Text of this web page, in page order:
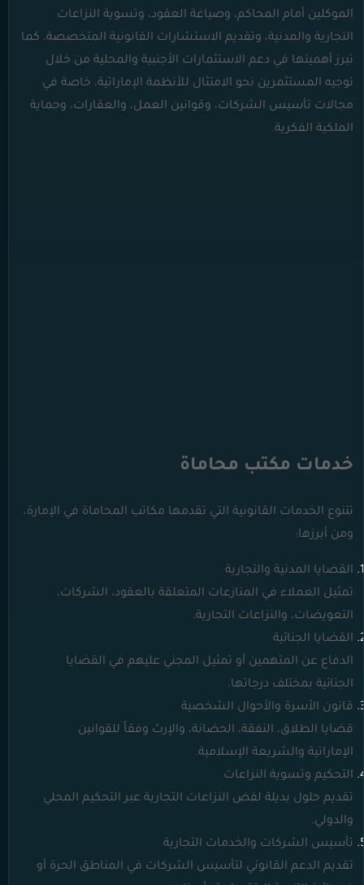
الموكلين أمام المحاكم، وصياغة العقود، وتسوية النزاعات
التجارية والمدنية، وتقديم الاستشارات القانونية المتخصصة. كما
تبرز أهميتها في دعم الاستثمارات الأجنبية والمحلية من خلال
توجيه المستثمرين نحو الامتثال للأنظمة الإماراتية، خاصة في
مجالات تأسيس الشركات، وقوانين العمل، والعقارات، وحماية
الملكية الفكرية.
خدمات مكتب محاماة
تتنوع الخدمات القانونية التي تقدمها مكاتب المحاماة في الإمارة،
ومن أبرزها:
القضايا المدنية والتجارية
تمثيل العملاء في المنازعات المتعلقة بالعقود، الشركات،
التعويضات، والنزاعات التجارية.
القضايا الجنائية
الدفاع عن المتهمين أو تمثيل المجني عليهم في القضايا
الجنائية بمختلف درجاتها.
قانون الأسرة والأحوال الشخصية
قضايا الطلاق، النفقة، الحضانة، والإرث وفقاً للقوانين
الإماراتية والشريعة الإسلامية.
التحكيم وتسوية النزاعات
تقديم حلول بديلة لفض النزاعات التجارية عبر التحكيم المحلي
والدولي.
تأسيس الشركات والخدمات التجارية
تقديم الدعم القانوني لتأسيس الشركات في المناطق الحرة أو